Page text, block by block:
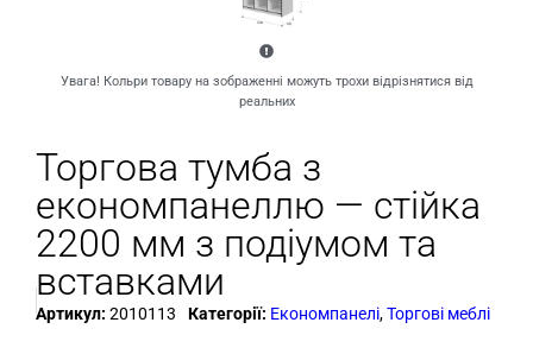
Увага! Кольри товару на зображенні можуть трохи відрізнятися від
реальних
Торгова тумба з
економпанеллю — стійка
2200 мм з подіумом та
вставками
Артикул: 2010113 Категорії: Економпанелі,Торгові меблі